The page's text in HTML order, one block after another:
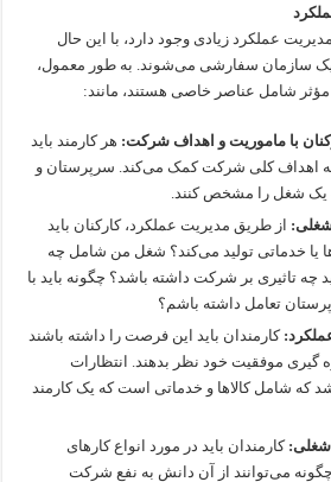
عملکرد زیادی وجود دارد،‌ با این حال
یک سازمان سفارشی می‌شوند. به طور معمول،
شامل عناصر خاصی هستند، مانند:
با ماموریت و اهداف شرکت: هر کارمند باید
به اهداف کلی شرکت کمک می‌کند. سرپرستان و
یک شغل را مشخص کنند.
شغلی: از طریق مدیریت عملکرد، کارکنان باید
یا خدماتی تولید می‌کند؟ شغل من شامل چه
چه تاثیری بر شرکت داشته باشد؟ چگونه باید با
تعامل داشته باشم؟
کارمندان باید این فرصت را داشته باشند
گیری موفقیت خود نظر بدهند. انتظارات
که شامل کالاها و خدماتی است که یک کارمند
شغلی‌: کارمندان باید در مورد انواع کارهای
می‌توانند از آن دانش به نفع شرکت